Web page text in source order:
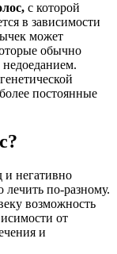
с которой
в зависимости
может
обычно
постоянные
негативно
по-разному.
возможность
от
и